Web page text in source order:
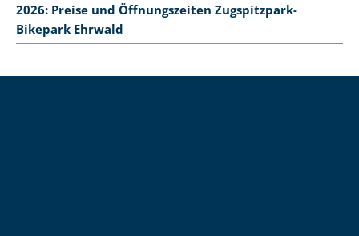
2026: Preise und Öffnungszeiten Zugspitzpark-
Bikepark Ehrwald